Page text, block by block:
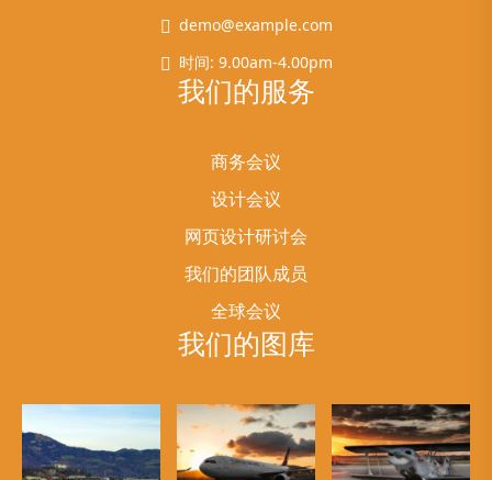
demo@example.com
时间: 9.00am-4.00pm
我们的服务
商务会议
设计会议
网页设计研讨会
我们的团队成员
全球会议
我们的图库